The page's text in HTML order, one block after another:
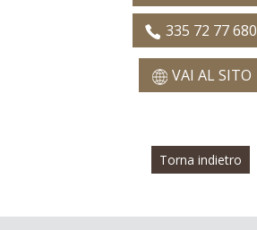
335 72 77 680
VAI AL SITO
Torna indietro